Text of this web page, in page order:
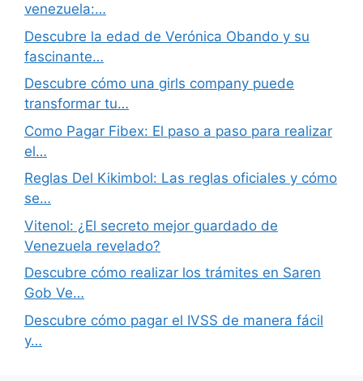
venezuela:…
Descubre la edad de Verónica Obando y su
fascinante…
Descubre cómo una girls company puede
transformar tu…
Como Pagar Fibex: El paso a paso para realizar
el…
Reglas Del Kikimbol: Las reglas oficiales y cómo
se…
Vitenol: ¿El secreto mejor guardado de
Venezuela revelado?
Descubre cómo realizar los trámites en Saren
Gob Ve…
Descubre cómo pagar el IVSS de manera fácil
y…